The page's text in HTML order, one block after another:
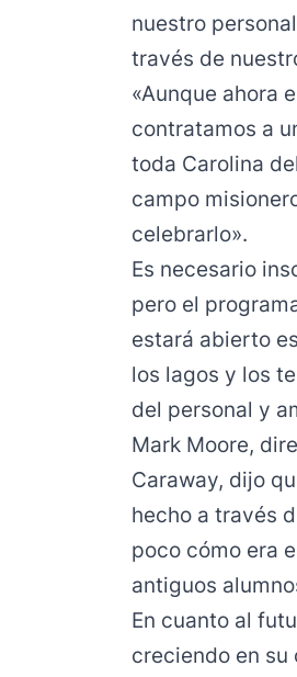
nuestro
través de
«Aunque ahora
contratamos a
toda Carolina
campo
celebrarlo».
Es necesario
pero el
estará abierto
los lagos y los
del personal y
Mark Moore,
Caraway, dijo
hecho a través
poco cómo era
antiguos
En cuanto al
creciendo en